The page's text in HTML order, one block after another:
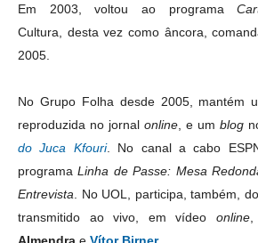
Em 2003, voltou ao programa
Cultura, desta vez como âncora,
2005.
No Grupo Folha desde 2005, mantém
reproduzida no jornal online , e um blog
do Juca Kfouri. No canal a cabo
programa Linha de Passe: Mesa
Entrevista . No UOL, participa, também, do
transmitido ao vivo, em vídeo online,